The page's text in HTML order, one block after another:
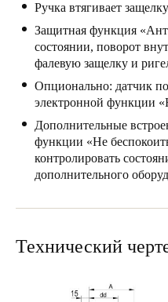
Polski
Czech Republic
Čeština
Denmark
DanskereEnglish
Ручка втягивает
Защитная функция
состоянии, поворот
фалевую защелку и
Опционально: датчик
электронной функции
Дополнительные
функции «Не
контролировать
дополнительного
Технический